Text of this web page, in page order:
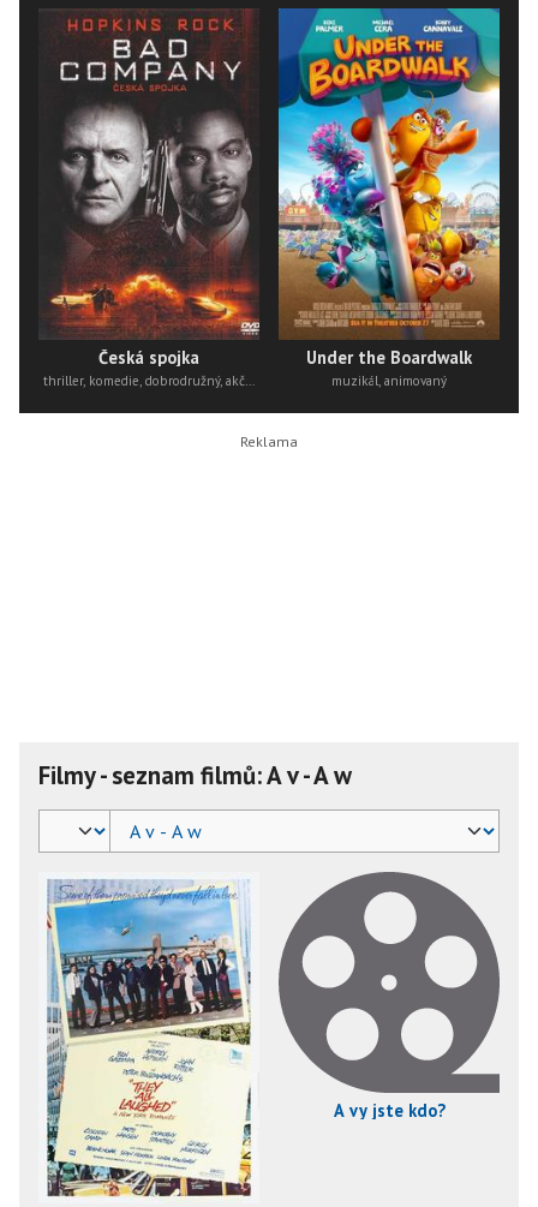
Česká spojka
thriller, komedie, dobrodružný, akční
Under the Boardwalk
muzikál, animovaný
Filmy - seznam filmů: A v - A w
A vy jste kdo?